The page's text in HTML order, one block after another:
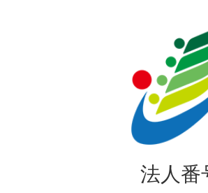
ス
ラ
イ
ド
1
枚
目
の
法人